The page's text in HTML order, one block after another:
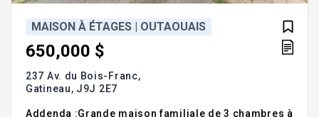
MAISON À ÉTAGES | OUTAOUAIS
650,000 $
237 Av. du Bois-Franc,
Gatineau, J9J 2E7
Addenda :Grande maison familiale de 3 chambres à